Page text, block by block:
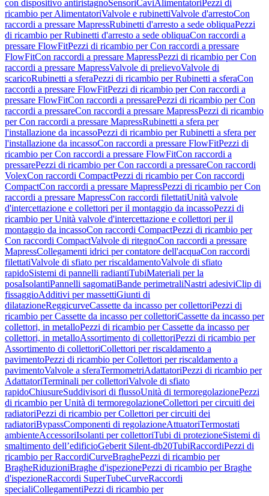
con dispositivo antiristagnoSensoriCaviAlimentatori Pezzi di
ricambio per AlimentatoriValvole e rubinettiValvole d'arrestoCon
raccordi a pressare MapressRubinetti d'arresto a sede obliquaPezzi
di ricambio per Rubinetti d'arresto a sede obliquaCon raccordi a
pressare FlowFitPezzi di ricambio per Con raccordi a pressare
FlowFitCon raccordi a pressare MapressPezzi di ricambio per Con
raccordi a pressare MapressValvole di prelievoValvole di
scaricoRubinetti a sferaPezzi di ricambio per Rubinetti a sferaCon
raccordi a pressare FlowFitPezzi di ricambio per Con raccordi a
pressare FlowFitCon raccordi a pressarePezzi di ricambio per Con
raccordi a pressareCon raccordi a pressare MapressPezzi di ricambio
per Con raccordi a pressare MapressRubinetti a sfera per
l'installazione da incassoPezzi di ricambio per Rubinetti a sfera per
l'installazione da incassoCon raccordi a pressare FlowFitPezzi di
ricambio per Con raccordi a pressare FlowFitCon raccordi a
pressarePezzi di ricambio per Con raccordi a pressareCon raccordi
VolexCon raccordi CompactPezzi di ricambio per Con raccordi
CompactCon raccordi a pressare MapressPezzi di ricambio per Con
raccordi a pressare MapressCon raccordi filettatiUnità valvole
d'intercettazione e collettori per il montaggio da incassoPezzi di
ricambio per Unità valvole d'intercettazione e collettori per il
montaggio da incassoCon raccordi CompactPezzi di ricambio per
Con raccordi CompactValvole di ritegnoCon raccordi a pressare
MapressCollegamenti idrici per contatore dell'acquaCon raccordi
filettatiValvole di sfiato per riscaldamentoValvole di sfiato
rapidoSistemi di pannelli radiantiTubiMateriali per la
posaIsolantiPannelli sagomatiBande perimetraliNastri adesiviClip di
fissaggioAdditivi per massettiGiunti di
dilatazioneReggicurveCassette da incasso per collettoriPezzi di
ricambio per Cassette da incasso per collettoriCassette da incasso per
collettori, in metalloPezzi di ricambio per Cassette da incasso per
collettori, in metalloAssortimento di collettoriPezzi di ricambio per
Assortimento di collettoriCollettori per riscaldamento a
pavimentoPezzi di ricambio per Collettori per riscaldamento a
pavimentoValvole a sferaTermometriAdattatoriPezzi di ricambio per
AdattatoriTerminali per collettoriValvole di sfiato
rapidoChiusureSuddivisori di flussoUnità di termoregolazionePezzi
di ricambio per Unità di termoregolazioneCollettori per circuiti dei
radiatoriPezzi di ricambio per Collettori per circuiti dei
radiatoriBypassComponenti di regolazioneAttuatoriTermostati
ambienteAccessoriIsolanti per collettoriTubi di protezioneSistemi di
smaltimento dell’edificioGeberit Silent-db20TubiRaccordiPezzi di
ricambio per RaccordiCurveBraghePezzi di ricambio per
BragheRiduzioniBraghe d'ispezionePezzi di ricambio per Braghe
d'ispezioneRaccordi SuperTubeCurveRaccordi
specialiCollegamentiPezzi di ricambio per